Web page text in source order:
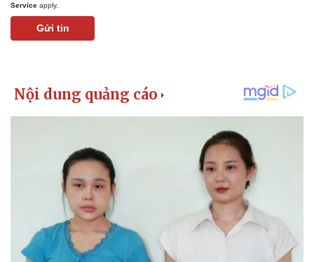
Tư vấn luật
Quân sự - Quốc phòng
Việt Nam
Phân tích
Service apply.
Gửi tin